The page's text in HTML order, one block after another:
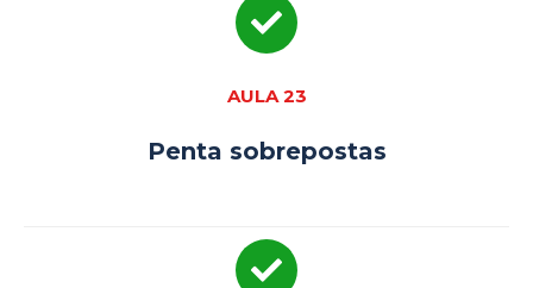
AULA 23
Penta sobrepostas